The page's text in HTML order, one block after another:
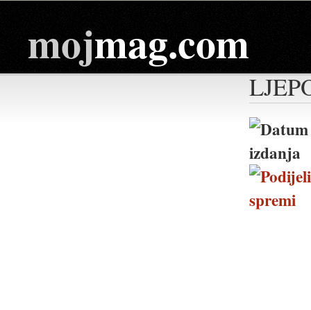
mojmag.com